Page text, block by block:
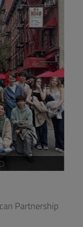
Partnership